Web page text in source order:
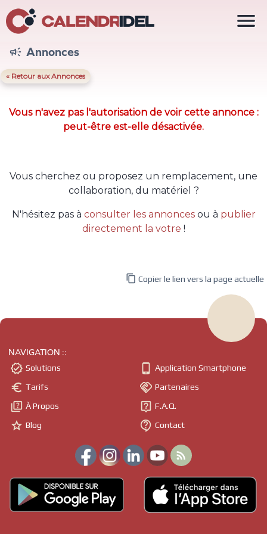
 Annonces
« Retour aux Annonces
Vous n'avez pas l'autorisation de voir cette annonce :
peut-être est-elle désactivée.
Vous cherchez ou proposez un remplacement, une
collaboration, du matériel ?
N'hésitez pas à consulter les annoncesou à publier
directement la votre !

 Copier le lien vers la page actuelle
NAVIGATION ::
 Solutions
 Tarifs
 À Propos
 Blog
 Application Smartphone
 Partenaires
 F.A.Q.
 Contact
